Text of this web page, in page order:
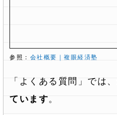
参照： 会社概要｜複眼経済塾
「よくある質問」では、
ています。